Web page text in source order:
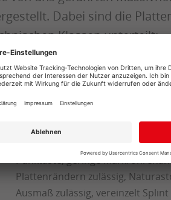
Dabei sind die
Klassen unterteilt:
Nadelholz Güteklasse A (Fichte,
und Möbelfrontenqualität,
Harzgallen, weitestgehend
Nadelholz Güteklasse AB
Oberfläche, gesunde
Punktäste, geringe
Plattenrändern zulässig,
Ausmaß zulässig, vereinzelt